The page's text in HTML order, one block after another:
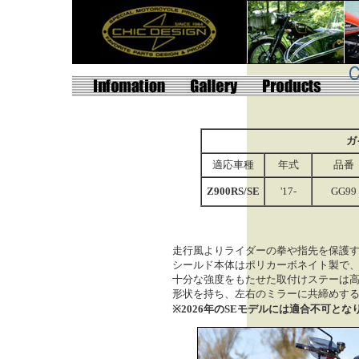
適応車種
年式 品番
Z900RS/SE '17- GG99
走行風よりライダーの拳や指先を保護
シールド本体はポリカーボネイト製で
十分な強度をもたせた取付けステーは
形状を持ち、 左右のミラーに共締めす
※2026年のSEモデルには適合不可とな